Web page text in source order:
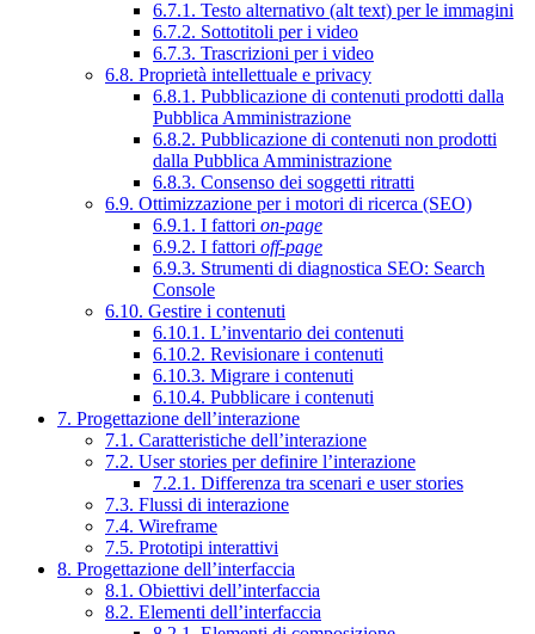
6.7.1. Testo alternativo (alt text) per le immagini
6.7.2. Sottotitoli per i video
6.7.3. Trascrizioni per i video
6.8. Proprietà intellettuale e privacy
6.8.1. Pubblicazione di contenuti prodotti dalla
Pubblica Amministrazione
6.8.2. Pubblicazione di contenuti non prodotti
dalla Pubblica Amministrazione
6.8.3. Consenso dei soggetti ritratti
6.9. Ottimizzazione per i motori di ricerca (SEO)
6.9.1. I fattori on-page
6.9.2. I fattori off-page
6.9.3. Strumenti di diagnostica SEO: Search
Console
6.10. Gestire i contenuti
6.10.1. L’inventario dei contenuti
6.10.2. Revisionare i contenuti
6.10.3. Migrare i contenuti
6.10.4. Pubblicare i contenuti
7. Progettazione dell’interazione
7.1. Caratteristiche dell’interazione
7.2. User stories per definire l’interazione
7.2.1. Differenza tra scenari e user stories
7.3. Flussi di interazione
7.4. Wireframe
7.5. Prototipi interattivi
8. Progettazione dell’interfaccia
8.1. Obiettivi dell’interfaccia
8.2. Elementi dell’interfaccia